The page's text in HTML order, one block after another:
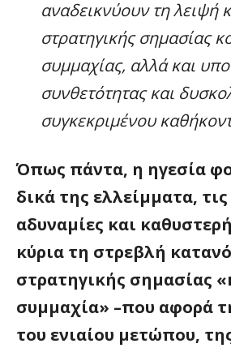
αναδεικνύουν τη λειψή
στρατηγικής σημασίας
συμμαχίας, αλλά και
συνθετότητας και
συγκεκριμένου
Όπως πάντα, η ηγεσία
δικά της ελλείμματα,
αδυναμίες και
κύρια τη στρεβλή
στρατηγικής σημασίας
συμμαχία» –που αφορά
του ενιαίου μετώπου,